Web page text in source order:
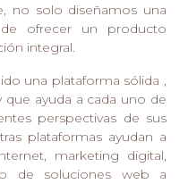
no solo diseñamos una
ofrecer un producto
integral.
una plataforma sólida ,
que ayuda a cada uno de
perspectivas de sus
plataformas ayudan a
marketing digital,
de soluciones web a